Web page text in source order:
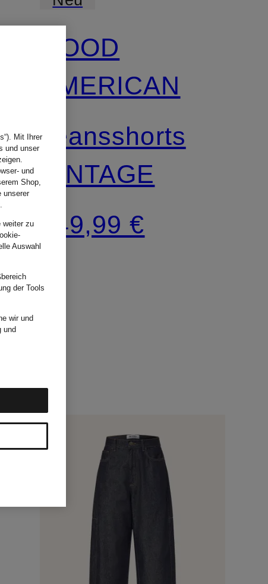
GOOD
AMERICAN
Jeansshorts
VINTAGE
149,99 €
Mit Ihrer
und unser
und
Shop,
unserer
weiter zu
Auswahl
der Tools
wir und
und